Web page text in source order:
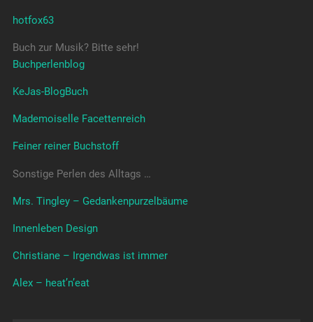
hotfox63
Buch zur Musik? Bitte sehr!
Buchperlenblog
KeJas-BlogBuch
Mademoiselle Facettenreich
Feiner reiner Buchstoff
Sonstige Perlen des Alltags …
Mrs. Tingley – Gedankenpurzelbäume
Innenleben Design
Christiane – Irgendwas ist immer
Alex – heat’n’eat